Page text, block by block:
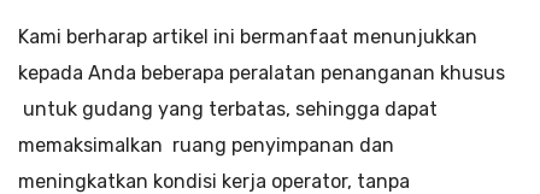
Kami berharap artikel ini bermanfaat menunjukkan
kepada Anda beberapa peralatan penanganan khusus
untuk gudang yang terbatas, sehingga dapat
memaksimalkan ruang penyimpanan dan
meningkatkan kondisi kerja operator, tanpa